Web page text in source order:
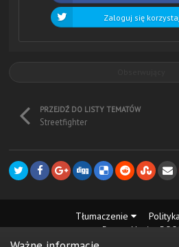
Zaloguj się
PRZEJDŹ DO LISTY TEMATÓW
Streetfighter
Tłumaczenie
Desmo Maniax
Powered by Invision